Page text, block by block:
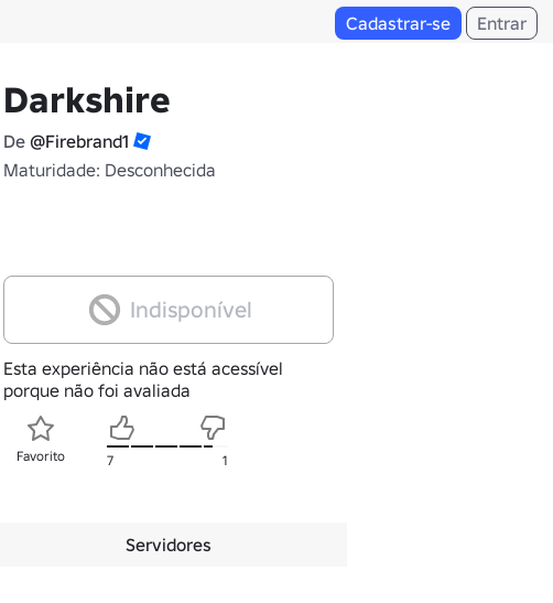
Cadastrar-se Entrar
Darkshire
De @Firebrand1
Maturidade: Desconhecida
Indisponível
Esta experiência não está acessível
porque não foi avaliada
Favorito 7 1
Servidores